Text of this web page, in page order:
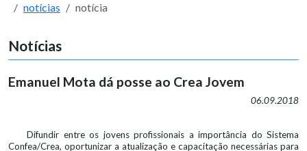
notícias notícia
Notícias
Emanuel Mota dá posse ao Crea Jovem
06.09.2018
Difundir entre os jovens profissionais a importância do Sistema
Confea/Crea, oportunizar a atualização e capacitação necessárias para